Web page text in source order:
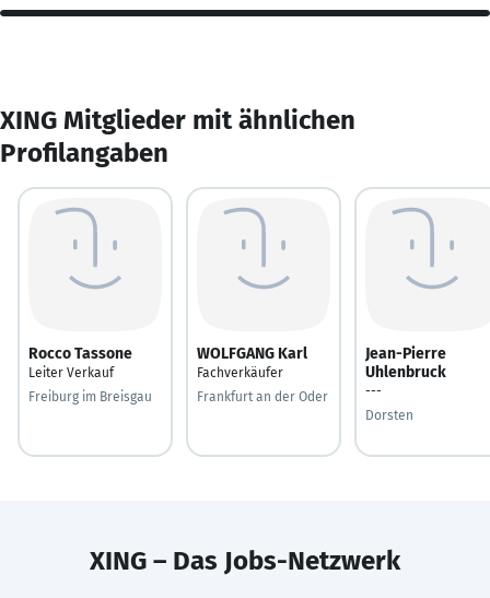
XING Mitglieder mit ähnlichen
Profilangaben
Rocco Tassone
Leiter Verkauf
Freiburg im Breisgau
WOLFGANG Karl
Fachverkäufer
Frankfurt an der Oder
Jean-Pierre
Uhlenbruck
---
Dorsten
XING – Das Jobs-Netzwerk